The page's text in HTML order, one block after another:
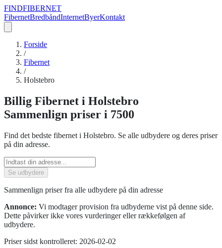
FINDFIBERNET
FibernetBredbåndInternetByerKontakt
Forside
/
Fibernet
/
Holstebro
Billig Fibernet i Holstebro
Sammenlign priser i 7500
Find det bedste fibernet i Holstebro. Se alle udbydere og deres priser
på din adresse.
Se udbydere
Sammenlign priser fra alle udbydere på din adresse
Annonce: Vi modtager provision fra udbyderne vist på denne side.
Dette påvirker ikke vores vurderinger eller rækkefølgen af
udbydere.
Priser sidst kontrolleret: 2026-02-02